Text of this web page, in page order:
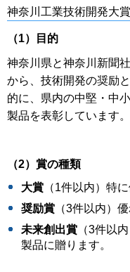
神奈川工業技術開発大
（1）目的
神奈川県と神奈川新聞
から、技術開発の奨励
的に、県内の中堅・中
製品を表彰しています。
（2）賞の種類
大賞 （1件以内）特
奨励賞 （3件以内）
未来創出賞 （3件以
製品に贈ります。